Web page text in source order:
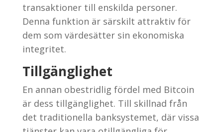
transaktioner till enskilda personer.
Denna funktion är särskilt attraktiv för
dem som värdesätter sin ekonomiska
integritet.
Tillgänglighet
En annan obestridlig fördel med Bitcoin
är dess tillgänglighet. Till skillnad från
det traditionella banksystemet, där vissa